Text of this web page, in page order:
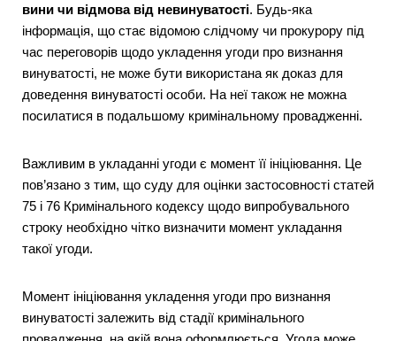
вини чи відмова від невинуватості. Будь-яка
інформація, що стає відомою слідчому чи прокурору під
час переговорів щодо укладення угоди про визнання
винуватості, не може бути використана як доказ для
доведення винуватості особи. На неї також не можна
посилатися в подальшому кримінальному провадженні.
Важливим в укладанні угоди є момент її ініціювання. Це
пов’язано з тим, що суду для оцінки застосовності статей
75 і 76 Кримінального кодексу щодо випробувального
строку необхідно чітко визначити момент укладання
такої угоди.
Момент ініціювання укладення угоди про визнання
винуватості залежить від стадії кримінального